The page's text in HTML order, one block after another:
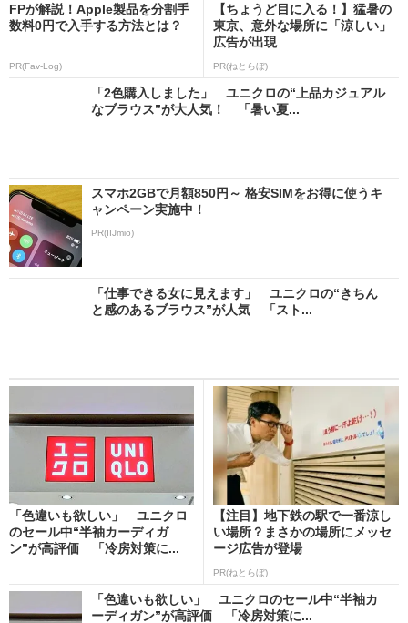
FPが解説！Apple製品を分割手
数料0円で入手する方法とは？
PR(Fav-Log)
【ちょうど目に入る！】猛暑の
東京、意外な場所に「涼しい」
広告が出現
PR(ねとらぼ)
「2色購入しました」 ユニクロの“上品カジュアル
なブラウス”が大人気！ 「暑い夏...
スマホ2GBで月額850円～ 格安SIMをお得に使うキ
ャンペーン実施中！
PR(IIJmio)
「仕事できる女に見えます」 ユニクロの“きちん
と感のあるブラウス”が人気 「スト...
「色違いも欲しい」 ユニクロ
のセール中“半袖カーディガ
ン”が高評価 「冷房対策に...
【注目】地下鉄の駅で一番涼し
い場所？まさかの場所にメッセ
ージ広告が登場
PR(ねとらぼ)
「色違いも欲しい」 ユニクロのセール中“半袖カ
ーディガン”が高評価 「冷房対策に...